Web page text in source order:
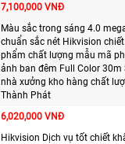
7,100,000 VNĐ
Màu sắc trong sáng 4.0
chuẩn sắc nét Hikvision
phẩm chất lượng mẫu mã
ảnh ban đêm Full Color 30m
nhà xưởng kho hàng chất
Thành Phát
6,020,000 VNĐ
Hikvision Dịch vụ tốt chiết